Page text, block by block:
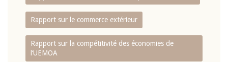
Rapport sur le commerce extérieur
Rapport sur la compétitivité des économies de
l‘UEMOA